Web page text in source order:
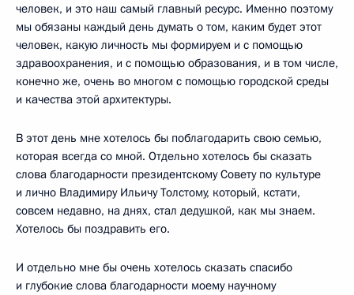
человек, и это наш самый главный ресурс. Именно поэтому
мы обязаны каждый день думать о том, каким будет этот
человек, какую личность мы формируем и с помощью
здравоохранения, и с помощью образования, и в том числе,
конечно же, очень во многом с помощью городской среды
и качества этой архитектуры.
В этот день мне хотелось бы поблагодарить свою семью,
которая всегда со мной. Отдельно хотелось бы сказать
слова благодарности президентскому Совету по культуре
и лично Владимиру Ильичу Толстому, который, кстати,
совсем недавно, на днях, стал дедушкой, как мы знаем.
Хотелось бы поздравить его.
И отдельно мне бы очень хотелось сказать спасибо
и глубокие слова благодарности моему научному